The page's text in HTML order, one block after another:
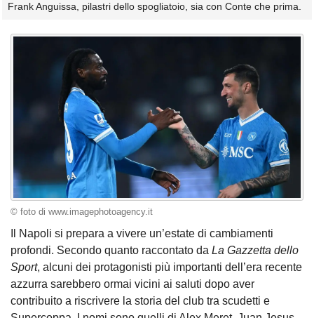
Frank Anguissa, pilastri dello spogliatoio, sia con Conte che prima.
© foto di www.imagephotoagency.it
Il Napoli si prepara a vivere un’estate di cambiamenti
profondi. Secondo quanto raccontato da La Gazzetta dello
Sport, alcuni dei protagonisti più importanti dell’era recente
azzurra sarebbero ormai vicini ai saluti dopo aver
contribuito a riscrivere la storia del club tra scudetti e